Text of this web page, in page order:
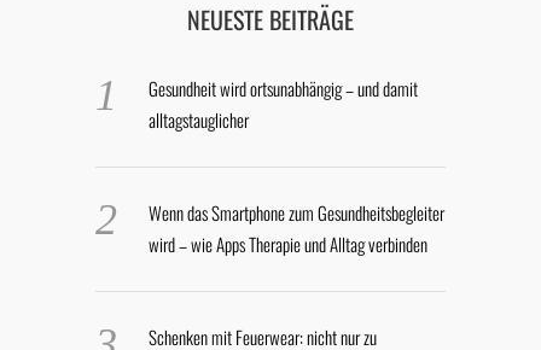
NEUESTE BEITRÄGE
Gesundheit wird ortsunabhängig – und damit
alltagstauglicher
Wenn das Smartphone zum Gesundheitsbegleiter
wird – wie Apps Therapie und Alltag verbinden
Schenken mit Feuerwear: nicht nur zu